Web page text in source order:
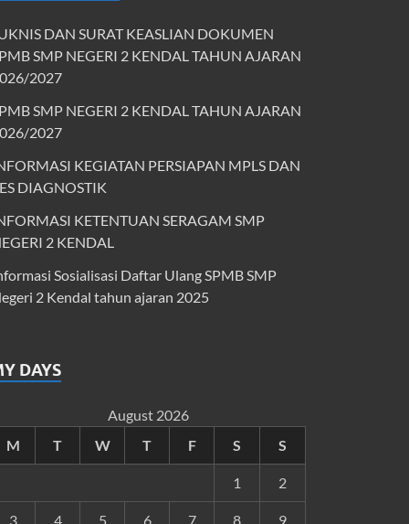
DAN SURAT KEASLIAN DOKUMEN
SMP NEGERI 2 KENDAL TAHUN AJARAN
2027
SMP NEGERI 2 KENDAL TAHUN AJARAN
2027
KEGIATAN PERSIAPAN MPLS DAN
DIAGNOSTIK
KETENTUAN SERAGAM SMP
2 KENDAL
Sosialisasi Daftar Ulang SPMB SMP
2 Kendal tahun ajaran 2025
DAYS
August 2026
M
T W T F S S
1 2
3 4 5 6 7 8 9